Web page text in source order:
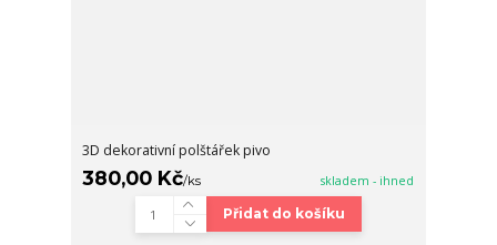
3D dekorativní polštářek pivo
380,00 Kč/ks skladem - ihned
Přidat do košíku